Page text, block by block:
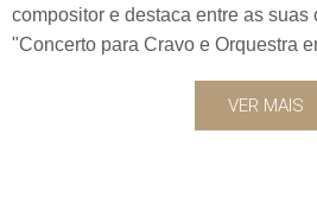
compositor e destaca entre as suas
"Concerto para Cravo e Orquestra
VER MAIS